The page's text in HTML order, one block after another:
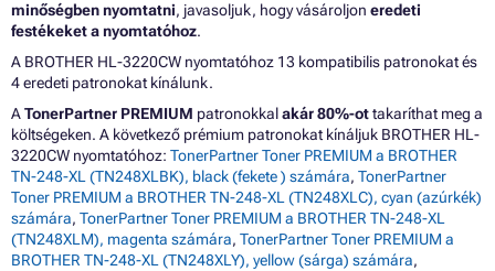
minőségben nyomtatni, javasoljuk, hogy vásároljon eredeti
festékeket a nyomtatóhoz.
A BROTHER HL-3220CW nyomtatóhoz 13 kompatibilis patronokat és
4 eredeti patronokat kínálunk.
ATonerPartner PREMIUM patronokkalakár 80%-ottakaríthat meg a
költségeken. A következő prémium patronokat kínáljuk BROTHER HL-
3220CW nyomtatóhoz: TonerPartner Toner PREMIUM a BROTHER
TN-248-XL (TN248XLBK), black (fekete ) számára, TonerPartner
Toner PREMIUM a BROTHER TN-248-XL (TN248XLC), cyan (azúrkék)
számára, TonerPartner Toner PREMIUM a BROTHER TN-248-XL
(TN248XLM), magenta számára, TonerPartner Toner PREMIUM a
BROTHER TN-248-XL (TN248XLY), yellow (sárga) számára,